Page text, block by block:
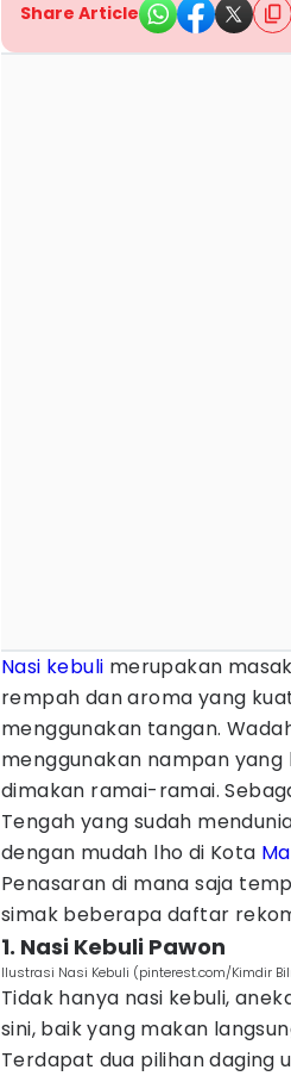
Share Article
Nasi kebuli merupakan
rempah dan aroma yang
menggunakan tangan.
menggunakan nampan
dimakan ramai-ramai.
Tengah yang sudah
dengan mudah lho di Kota
Penasaran di mana saja
simak beberapa daftar
1. Nasi Kebuli Pawon
Ilustrasi Nasi Kebuli (pinterest.com/Kimdir
Tidak hanya nasi kebuli,
sini, baik yang makan
Terdapat dua pilihan daging